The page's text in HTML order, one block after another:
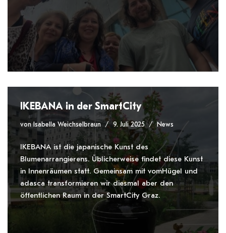
IKEBANA in der SmartCity
vonIsabella Weichselbraun 9. Juli 2025 News
IKEBANA ist die japanische Kunst des
Blumenarrangierens. Üblicherweise findet diese Kunst
in Innenräumen statt. Gemeinsam mit vomHügel und
adasca transformieren wir diesmal aber den
öffentlichen Raum in der SmartCity Graz.